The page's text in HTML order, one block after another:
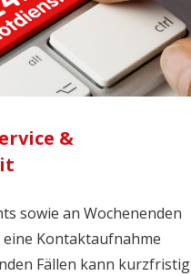
&
sowie an Wochenenden
Kontaktaufnahme
Fällen kann kurzfristig